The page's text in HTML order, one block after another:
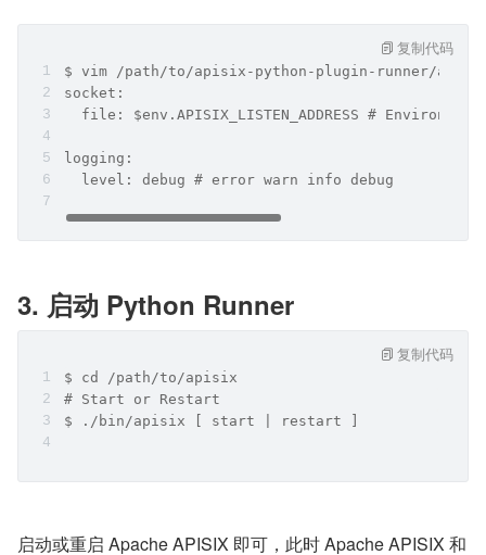
$ vim /path/to/apisix-python-plugin-runner/
socket:
file: $env.APISIX_LISTEN_ADDRESS #
logging:
  level: debug # error warn info debug
复制代码
3. 启动 Python Runner
$ cd /path/to/apisix
# Start or Restart
$ ./bin/apisix [ start | restart ]
复制代码